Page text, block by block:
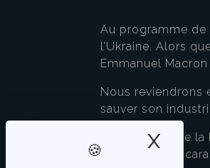
X
Au programme
l’Ukraine. Alors
Emmanuel
Nous reviendrons
sauver son
Le président de
face de la